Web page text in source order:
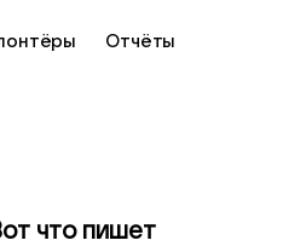
Отчёты
что пишет